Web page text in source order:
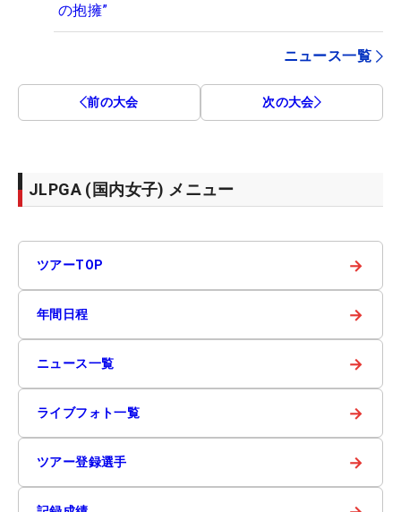
の抱擁”
ニュース一覧
前の大会 次の大会
JLPGA (国内女子) メニュー
ツアーTOP →
年間日程 →
ニュース一覧 →
ライブフォト一覧 →
ツアー登録選手 →